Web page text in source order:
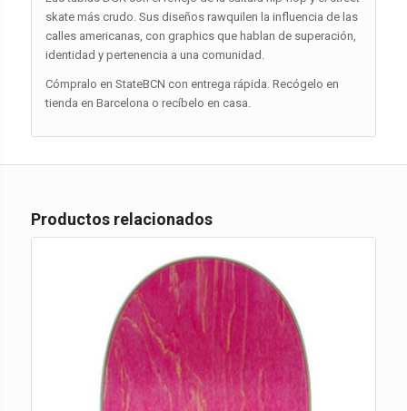
skate más crudo. Sus diseños rawquilen la influencia de las
calles americanas, con graphics que hablan de superación,
identidad y pertenencia a una comunidad.
Cómpralo en StateBCN con entrega rápida. Recógelo en
tienda en Barcelona o recíbelo en casa.
Productos relacionados